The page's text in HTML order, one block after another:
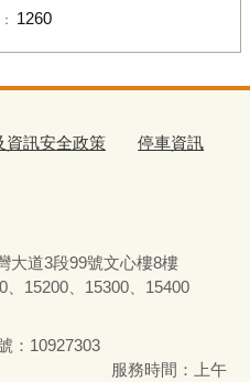
1260
資訊安全政策 停車資訊
大道3段99號文心樓8樓
、15200、15300、15400
： 10927303
：上午